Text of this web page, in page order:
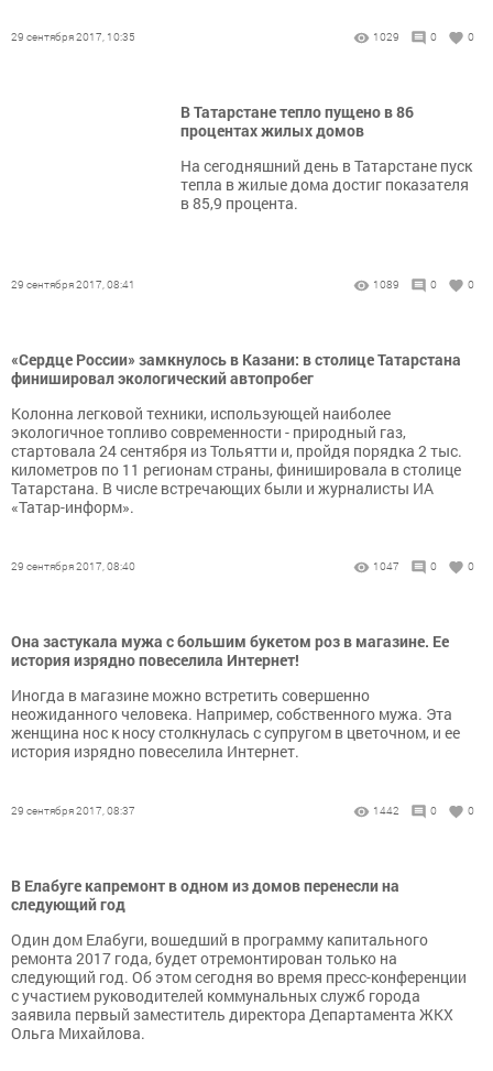
29 сентября 2017, 10:35 1029 0 0
В Татарстане тепло пущено в 86
процентах жилых домов
На сегодняшний день в Татарстане пуск
тепла в жилые дома достиг показателя
в 85,9 процента.
29 сентября 2017, 08:41 1089 0 0
«Сердце России» замкнулось в Казани: в столице Татарстана
финишировал экологический автопробег
Колонна легковой техники, использующей наиболее
экологичное топливо современности - природный газ,
стартовала 24 сентября из Тольятти и, пройдя порядка 2 тыс.
километров по 11 регионам страны, финишировала в столице
Татарстана. В числе встречающих были и журналисты ИА
«Татар-информ».
29 сентября 2017, 08:40 1047 0 0
Она застукала мужа с большим букетом роз в магазине. Ее
история изрядно повеселила Интернет!
Иногда в магазине можно встретить совершенно
неожиданного человека. Например, собственного мужа. Эта
женщина нос к носу столкнулась с супругом в цветочном, и ее
история изрядно повеселила Интернет.
29 сентября 2017, 08:37 1442 0 0
В Елабуге капремонт в одном из домов перенесли на
следующий год
Один дом Елабуги, вошедший в программу капитального
ремонта 2017 года, будет отремонтирован только на
следующий год. Об этом сегодня во время пресс-конференции
с участием руководителей коммунальных служб города
заявила первый заместитель директора Департамента ЖКХ
Ольга Михайлова.